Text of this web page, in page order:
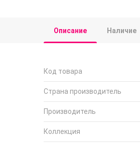
Описание Наличие
Код товара
Страна производитель
Производитель
Коллекция